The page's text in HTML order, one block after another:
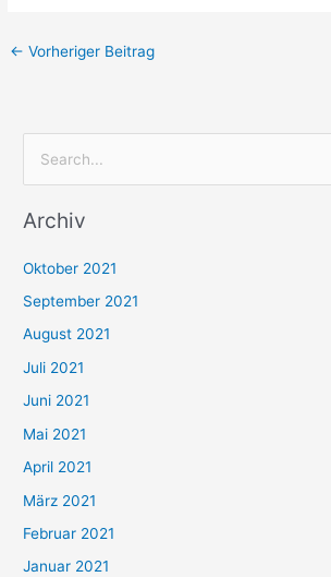
← Vorheriger Beitrag
c
n
n
a
c
h
:
Archiv
Oktober 2021
September 2021
August 2021
Juli 2021
Juni 2021
Mai 2021
April 2021
März 2021
Februar 2021
Januar 2021